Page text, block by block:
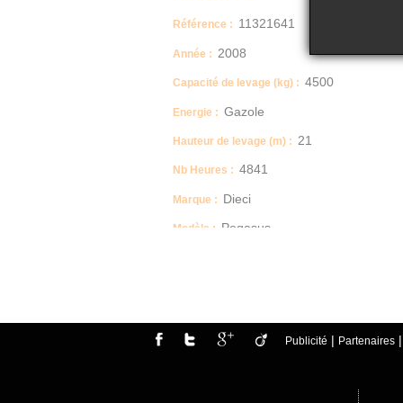
Référence : 11321641
Année : 2008
Capacité de levage (kg) : 4500
Energie : Gazole
Hauteur de levage (m) : 21
Nb Heures : 4841
Marque : Dieci
Modèle : Pegasus
Publicité | Partenaires |